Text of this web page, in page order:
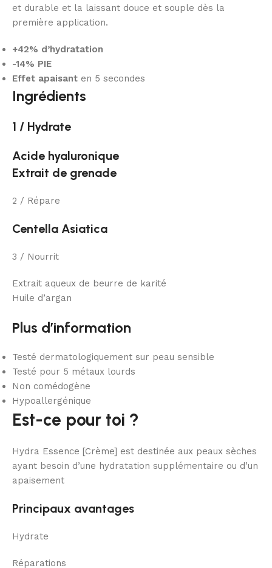
et durable et la laissant douce et souple dès la
première application.
+42% d’hydratation
-14% PIE
Effet apaisant en 5 secondes
Ingrédients
1 / Hydrate
Acide hyaluronique
Extrait de grenade
2 / Répare
Centella Asiatica
3 / Nourrit
Extrait aqueux de beurre de karité
Huile d’argan
Plus d’information
Testé dermatologiquement sur peau sensible
Testé pour 5 métaux lourds
Non comédogène
Hypoallergénique
Est-ce pour toi ?
Hydra Essence [Crème] est destinée aux peaux sèches
ayant besoin d’une hydratation supplémentaire ou d’un
apaisement
Principaux avantages
Hydrate
Réparations